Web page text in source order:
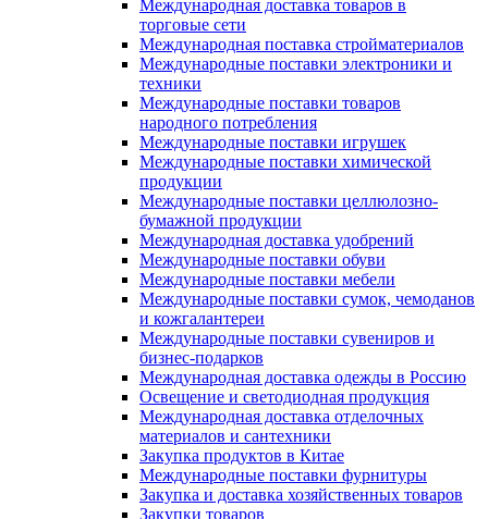
Международная доставка товаров в
торговые сети
Международная поставка стройматериалов
Международные поставки электроники и
техники
Международные поставки товаров
народного потребления
Международные поставки игрушек
Международные поставки химической
продукции
Международные поставки целлюлозно-
бумажной продукции
Международная доставка удобрений
Международные поставки обуви
Международные поставки мебели
Международные поставки сумок, чемоданов
и кожгалантереи
Международные поставки сувениров и
бизнес-подарков
Международная доставка одежды в Россию
Освещение и светодиодная продукция
Международная доставка отделочных
материалов и сантехники
Закупка продуктов в Китае
Международные поставки фурнитуры
Закупка и доставка хозяйственных товаров
Закупки товаров